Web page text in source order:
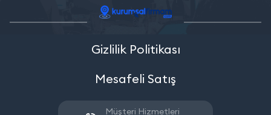
Gizlilik Politikası
Mesafeli Satış
Müşteri Hizmetleri